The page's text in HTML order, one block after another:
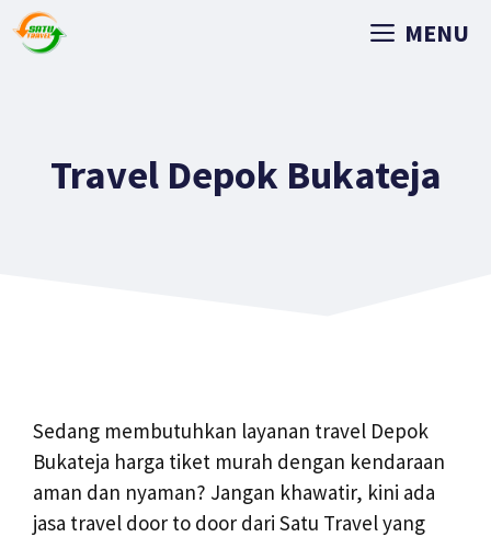
MENU
Travel Depok Bukateja
Sedang membutuhkan layanan travel Depok
Bukateja harga tiket murah dengan kendaraan
aman dan nyaman? Jangan khawatir, kini ada
jasa travel door to door dari Satu Travel yang